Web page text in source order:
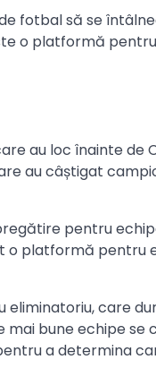
fotbal să se
o platformă
au loc înainte de
au câștigat
pentru
o platformă pentru
care
bune echipe se
a determina